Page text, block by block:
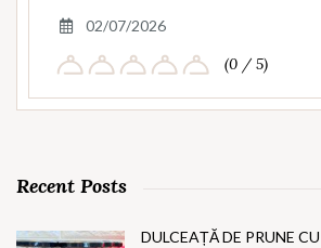
02/07/2026
(0 / 5)
Recent Posts
DULCEAȚĂ DE PRUNE